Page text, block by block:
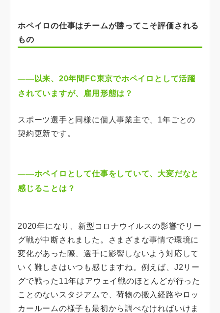
ホペイロの仕事はチームが勝ってこそ評価される
もの
――以来、20年間FC東京でホペイロとして活躍
されていますが、雇用形態は？
スポーツ選手と同様に個人事業主で、1年ごとの
契約更新です。
――ホペイロとして仕事をしていて、大変だなと
感じることは？
2020年になり、新型コロナウイルスの影響でリー
グ戦が中断されました。さまざまな事情で環境に
変化があった際、選手に影響しないよう対応して
いく難しさはいつも感じますね。例えば、J2リー
グで戦った11年はアウェイ戦のほとんどが行った
ことのないスタジアムで、荷物の搬入経路やロッ
カールームの様子も最初から調べなければいけま